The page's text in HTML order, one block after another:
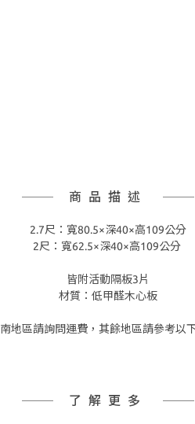
商品描述
2.7尺：寬80.5×深40×高109公分
2尺：寬62.5×深40×高109公分
皆附活動隔板3片
材質：低甲醛木心板
地區請詢問運費，其餘地區請參考以
了解更多